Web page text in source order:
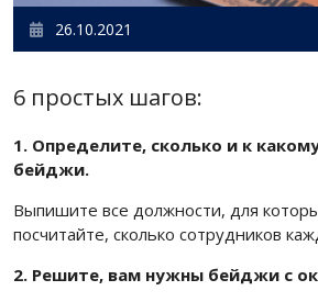
26.10.2021
6 простых шагов:
1. Определите, сколько и к
бейджи.
Выпишите все должности, для
посчитайте, сколько сотрудников
2. Решите, вам нужны бейджи с